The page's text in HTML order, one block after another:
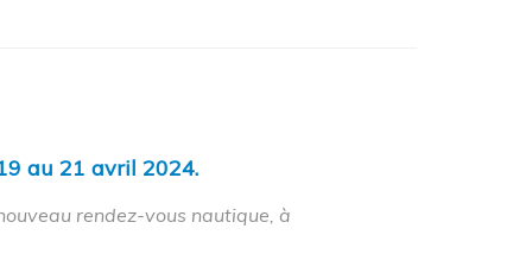
au 21 avril 2024.
rendez-vous nautique, à